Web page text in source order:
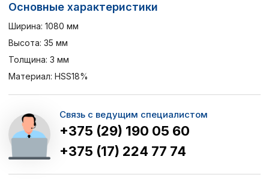
Основные характеристики
Ширина: 1080 мм
Высота: 35 мм
Толщина: 3 мм
Материал: HSS18%
Связь с ведущим специалистом
+375 (29) 190 05 60
+375 (17) 224 77 74